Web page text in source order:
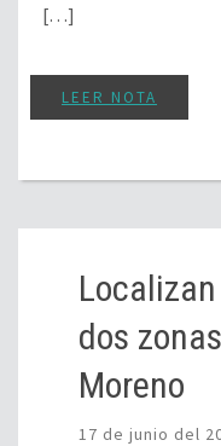
[…]
LEER NOTA
dos
Moreno
17 de junio del